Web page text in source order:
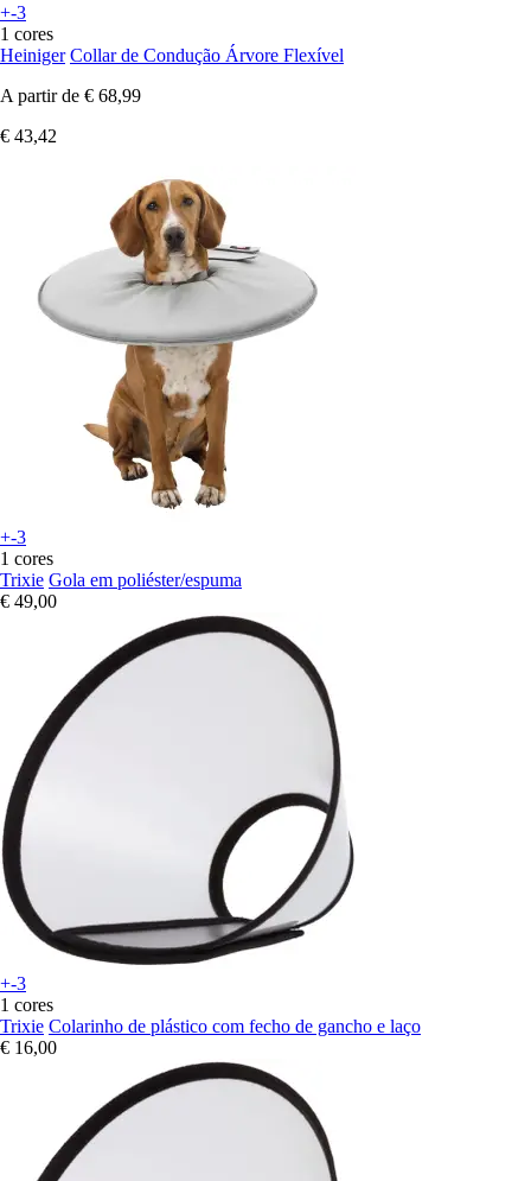
+-3
1 cores
Heiniger Collar de Condução Árvore Flexível
A partir de € 68,99
€ 43,42
+-3
1 cores
Trixie Gola em poliéster/espuma
€ 49,00
+-3
1 cores
Trixie Colarinho de plástico com fecho de gancho e laço
€ 16,00